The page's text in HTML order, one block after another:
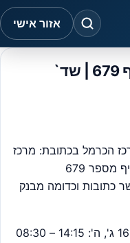
אזור אישי
בנק מרכנתיל דיסקונט סניף 679 | שד`
הכרמל בכתובת: מרכז
הכרמל, שד` הנשיא 134, חיפה – סניף מספר 679
הקשר כתובות וכדומה מבנק
ב', ד': 13:00 – 08:30 | 18:15 – 16:00 ג', ה': 14:15 – 08:30